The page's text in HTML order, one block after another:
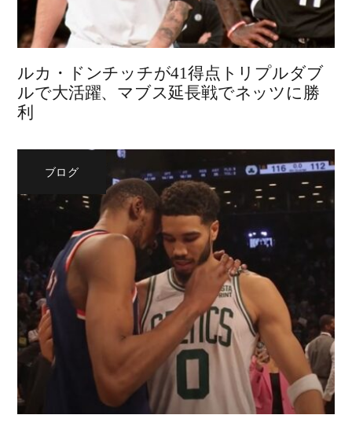
ルカ・ドンチッチが41得点トリプルダブ
ルで大活躍、マブス延長戦でネッツに勝
利
ブログ